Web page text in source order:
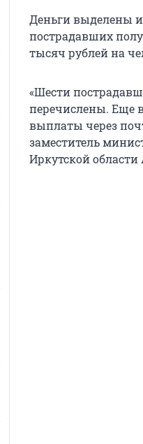
Деньги выделены
пострадавших
тысяч рублей на
«Шести
перечислены. Еще
выплаты через
заместитель
Иркутской